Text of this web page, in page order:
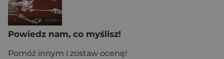
Powiedz nam, co myślisz!
Pomóż innym i zostaw ocenę!